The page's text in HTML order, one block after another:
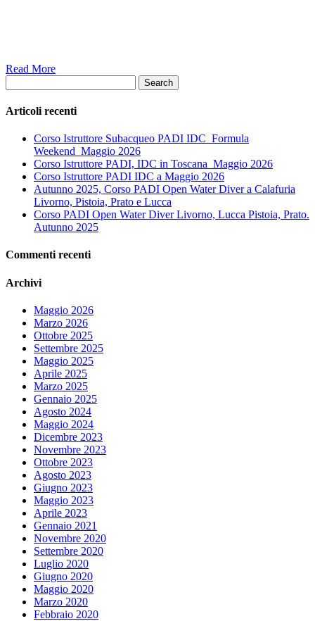
Read More
Search
Articoli recenti
Corso Istruttore Subacqueo PADI IDC_Formula
Weekend_Maggio 2026
Corso Istruttore PADI, IDC in Toscana_Maggio 2026
Corso Istruttore PADI IDC a Maggio 2026
Autunno 2025, Corso PADI Open Water Diver a Calafuria
Livorno, Pistoia, Prato e Lucca
Corso PADI Open Water Diver Livorno, Lucca Pistoia, Prato.
Autunno 2025
Commenti recenti
Archivi
Maggio 2026
Marzo 2026
Ottobre 2025
Settembre 2025
Maggio 2025
Aprile 2025
Marzo 2025
Gennaio 2025
Agosto 2024
Maggio 2024
Dicembre 2023
Novembre 2023
Ottobre 2023
Agosto 2023
Giugno 2023
Maggio 2023
Aprile 2023
Gennaio 2021
Novembre 2020
Settembre 2020
Luglio 2020
Giugno 2020
Maggio 2020
Marzo 2020
Febbraio 2020